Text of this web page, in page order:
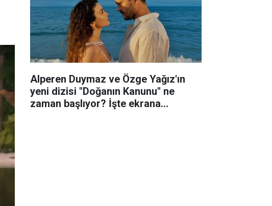
Alperen Duymaz ve Özge Yağız'ın
yeni dizisi "Doğanın Kanunu" ne
zaman başlıyor? İşte ekrana